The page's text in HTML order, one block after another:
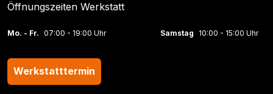
Öffnungszeiten Werkstatt
Werkstatttermin
Mo. - Fr. 07:00 - 19:00 Uhr Samstag 10:00 - 15:00 Uhr